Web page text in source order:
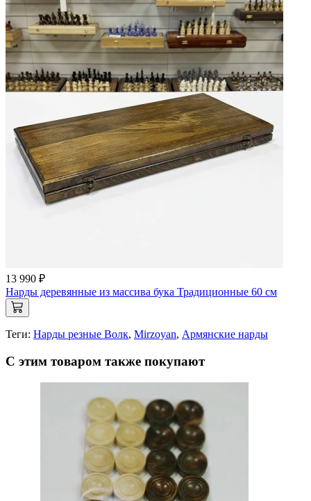
13 990 ₽
Нарды деревянные из массива бука Традиционные 60 см
Теги: Нарды резные Волк, Mirzoyan, Армянские нарды
С этим товаром также покупают